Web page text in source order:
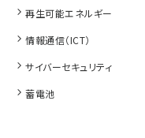
再生可能エネルギー
情報通信（ICT）
サイバーセキュリティ
蓄電池